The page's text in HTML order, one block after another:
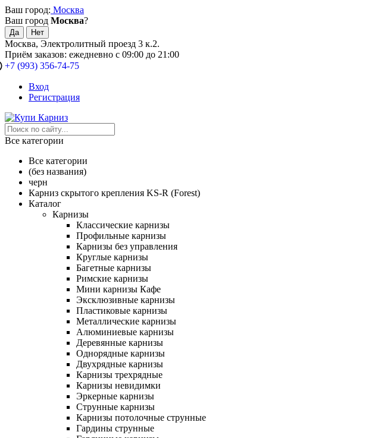
Ваш город: Москва
Ваш город Москва?
Москва, Электролитный проезд 3 к.2.
Приём заказов: ежедневно с 09:00 до 21:00
+7 (993) 356-74-75
Вход
Регистрация
Все категории
Все категории
(без названия)
черн
Карниз скрытого крепления KS-R (Forest)
Каталог
Карнизы
Классические карнизы
Профильные карнизы
Карнизы без управления
Круглые карнизы
Багетные карнизы
Римские карнизы
Мини карнизы Кафе
Эксклюзивные карнизы
Пластиковые карнизы
Металлические карнизы
Алюминиевые карнизы
Деревянные карнизы
Однорядные карнизы
Двухрядные карнизы
Карнизы трехрядные
Карнизы невидимки
Эркерные карнизы
Струнные карнизы
Карнизы потолочные струнные
Гардины струнные